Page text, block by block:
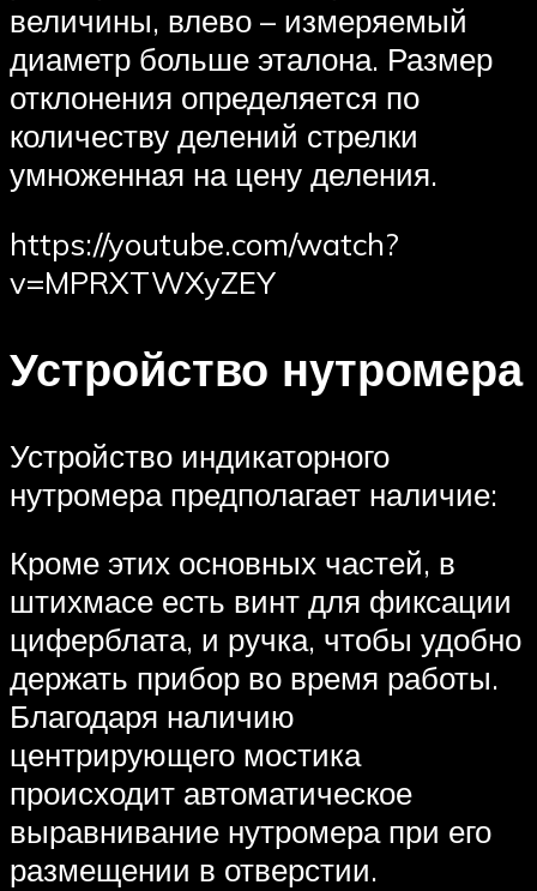
величины, влево – измеряемый
диаметр больше эталона. Размер
отклонения определяется по
количеству делений стрелки
умноженная на цену деления.
https://youtube.com/watch?
v=MPRXTWXyZEY
Устройство нутромера
Устройство индикаторного
нутромера предполагает наличие:
Кроме этих основных частей, в
штихмасе есть винт для фиксации
циферблата, и ручка, чтобы удобно
держать прибор во время работы.
Благодаря наличию
центрирующего мостика
происходит автоматическое
выравнивание нутромера при его
размещении в отверстии.